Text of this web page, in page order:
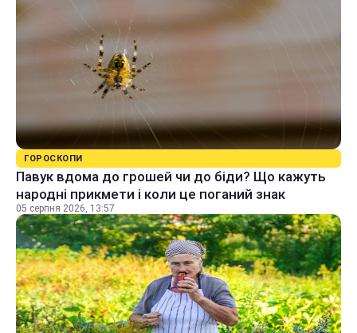
ГОРОСКОПИ
Павук вдома до грошей чи до біди? Що кажуть
народні прикмети і коли це поганий знак
05 серпня 2026, 13:57